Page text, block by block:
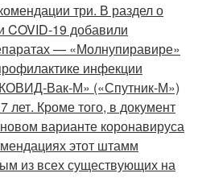
три. В раздел о
COVID-19 добавили
— «Молнупиравире»
инфекции
Вак-М» («Спутник-М»)
лет. Кроме того, в документ
варианте коронавируса
этот штамм
из всех существующих на